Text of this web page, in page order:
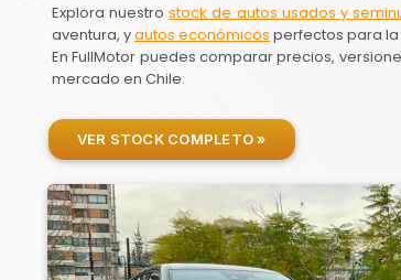
Explora nuestrostock de autos usados y
aventura, yautos económicos perfectos para
En FullMotor puedes comparar precios,
mercado en Chile.
VER STOCK COMPLETO »